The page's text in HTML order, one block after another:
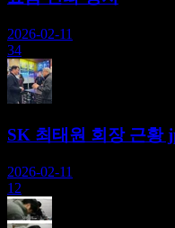
2026-02-11
34
SK 최태원 회장 근황
2026-02-11
12